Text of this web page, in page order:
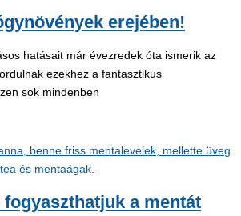
erejében!
hatásait már évezredek óta ismerik az
ezekhez a fantasztikus
sok mindenben
fogyaszthatjuk a mentát